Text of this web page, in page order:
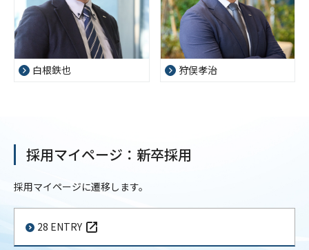
白根鉄也 狩俣孝治
採用マイページ：新卒採用
採用マイページに遷移します。
28 ENTRY